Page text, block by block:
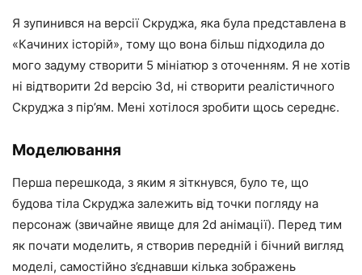
Я зупинився на версії Скруджа, яка була представлена в
«Качиних історій», тому що вона більш підходила до
мого задуму створити 5 мініатюр з оточенням. Я не хотів
ні відтворити 2d версію 3d, ні створити реалістичного
Скруджа з пір’ям. Мені хотілося зробити щось середнє.
Моделювання
Перша перешкода, з яким я зіткнувся, було те, що
будова тіла Скруджа залежить від точки погляду на
персонаж (звичайне явище для 2d анімації). Перед тим
як почати моделить, я створив передній і бічний вигляд
моделі, самостійно з’єднавши кілька зображень